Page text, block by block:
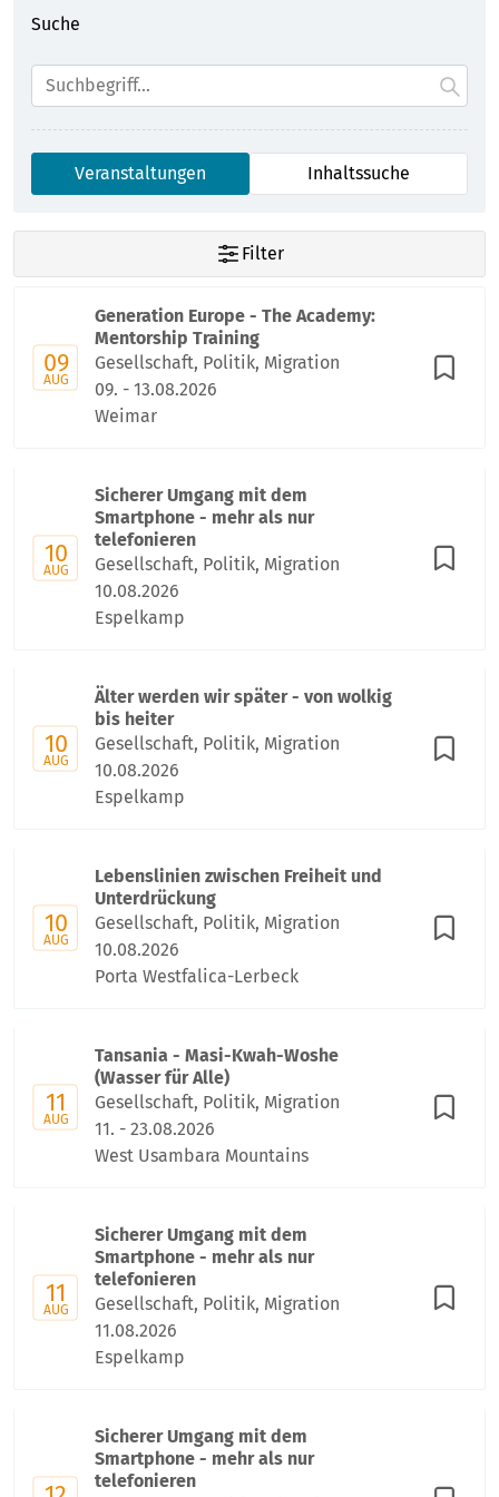
Suche
Veranstaltungen Inhaltssuche
Filter
09
AUG
Generation Europe - The Academy:
Mentorship Training
Gesellschaft, Politik, Migration
09. - 13.08.2026
Weimar
10
AUG
Sicherer Umgang mit dem
Smartphone - mehr als nur
telefonieren
Gesellschaft, Politik, Migration
10.08.2026
Espelkamp
10
AUG
Älter werden wir später - von wolkig
bis heiter
Gesellschaft, Politik, Migration
10.08.2026
Espelkamp
10
AUG
Lebenslinien zwischen Freiheit und
Unterdrückung
Gesellschaft, Politik, Migration
10.08.2026
Porta Westfalica-Lerbeck
11
AUG
Tansania - Masi-Kwah-Woshe
(Wasser für Alle)
Gesellschaft, Politik, Migration
11. - 23.08.2026
West Usambara Mountains
11
AUG
Sicherer Umgang mit dem
Smartphone - mehr als nur
telefonieren
Gesellschaft, Politik, Migration
11.08.2026
Espelkamp
Sicherer Umgang mit dem
Smartphone - mehr als nur
telefonieren